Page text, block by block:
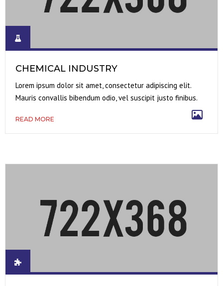
CHEMICAL INDUSTRY
Lorem ipsum dolor sit amet, consectetur adipiscing elit.
Mauris convallis bibendum odio, vel suscipit justo finibus.
READ MORE